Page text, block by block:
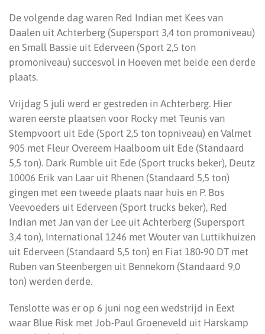
De volgende dag waren Red Indian met Kees van
Daalen uit Achterberg (Supersport 3,4 ton promoniveau)
en Small Bassie uit Ederveen (Sport 2,5 ton
promoniveau) succesvol in Hoeven met beide een derde
plaats.
Vrijdag 5 juli werd er gestreden in Achterberg. Hier
waren eerste plaatsen voor Rocky met Teunis van
Stempvoort uit Ede (Sport 2,5 ton topniveau) en Valmet
905 met Fleur Overeem Haalboom uit Ede (Standaard
5,5 ton). Dark Rumble uit Ede (Sport trucks beker), Deutz
10006 Erik van Laar uit Rhenen (Standaard 5,5 ton)
gingen met een tweede plaats naar huis en P. Bos
Veevoeders uit Ederveen (Sport trucks beker), Red
Indian met Jan van der Lee uit Achterberg (Supersport
3,4 ton), International 1246 met Wouter van Luttikhuizen
uit Ederveen (Standaard 5,5 ton) en Fiat 180-90 DT met
Ruben van Steenbergen uit Bennekom (Standaard 9,0
ton) werden derde.
Tenslotte was er op 6 juni nog een wedstrijd in Eext
waar Blue Risk met Job-Paul Groeneveld uit Harskamp